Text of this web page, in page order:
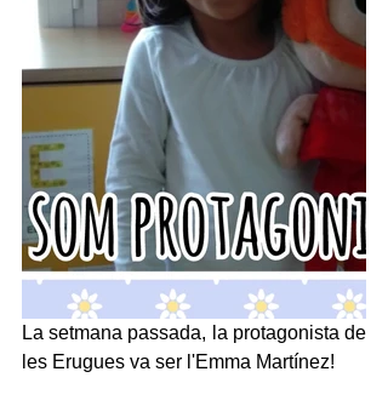
La setmana passada, la protagonista de
les Erugues va ser l'Emma Martínez!